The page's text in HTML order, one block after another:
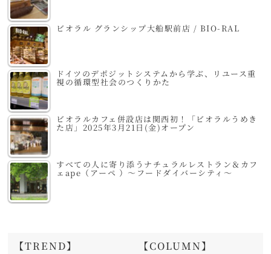
ビオラル グランシップ大船駅前店 / BIO-RAL
ドイツのデポジットシステムから学ぶ、リユース重
視の循環型社会のつくりかた
ビオラルカフェ併設店は関西初！「ビオラルうめき
た店」2025年3月21日(金)オープン
すべての人に寄り添うナチュラルレストラン＆カフ
ェape（アーペ ）～フードダイバーシティ～
【TREND】 【COLUMN】